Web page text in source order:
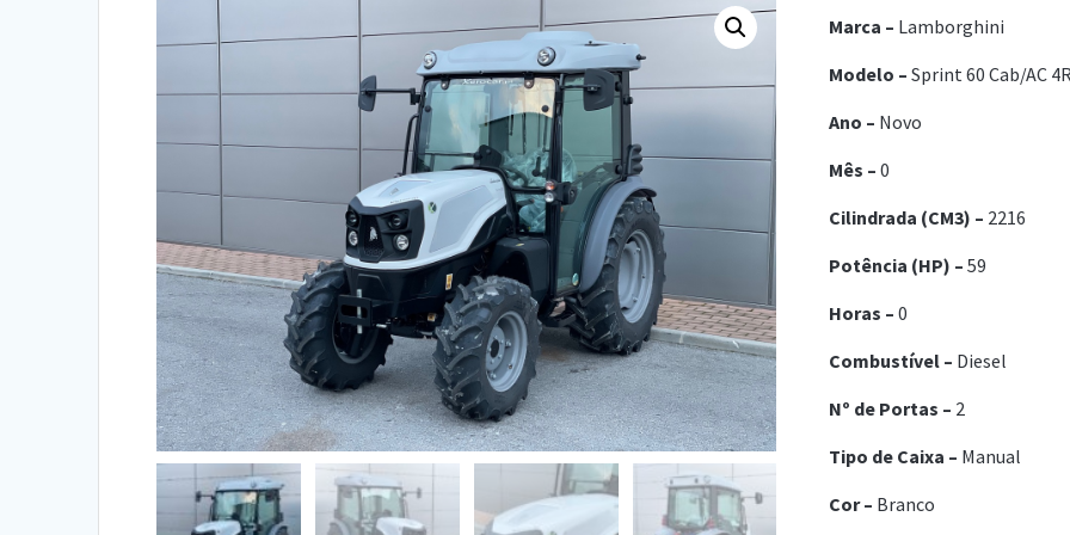
Marca – Lamborghini
Modelo – Sprint 60 Cab/AC
Ano – Novo
Mês – 0
Cilindrada (CM3) – 2216
Potência (HP) – 59
Horas – 0
Combustível – Diesel
Nº de Portas – 2
Tipo de Caixa – Manual
Cor – Branco